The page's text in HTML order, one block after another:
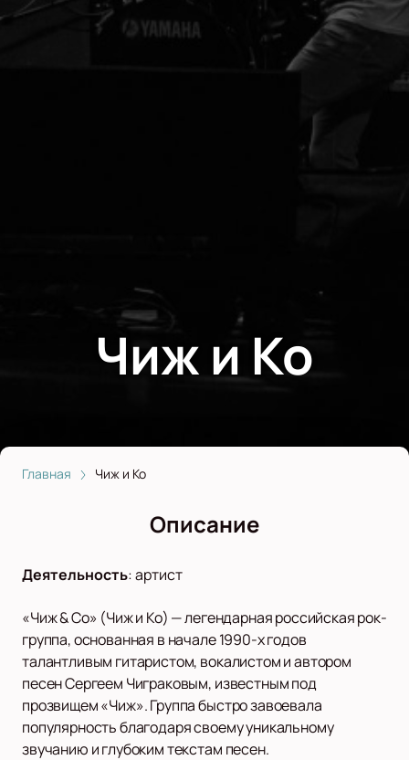
Чиж и Ко
Главная Чиж и Ко
Описание
Деятельность:артист
«Чиж & Co» (Чиж и Ко) — легендарная российская рок-
группа, основанная в начале 1990-х годов
талантливым гитаристом, вокалистом и автором
песен Сергеем Чиграковым, известным под
прозвищем «Чиж». Группа быстро завоевала
популярность благодаря своему уникальному
звучанию и глубоким текстам песен.